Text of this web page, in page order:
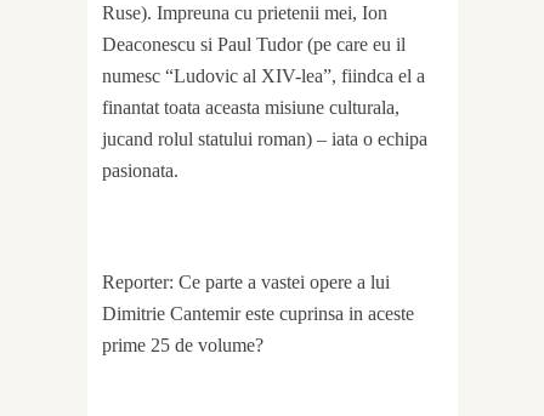
Ruse). Impreuna cu prietenii mei, Ion
Deaconescu si Paul Tudor (pe care eu il
numesc “Ludovic al XIV-lea”, fiindca el a
finantat toata aceasta misiune culturala,
jucand rolul statului roman) – iata o echipa
pasionata.
Reporter: Ce parte a vastei opere a lui
Dimitrie Cantemir este cuprinsa in aceste
prime 25 de volume?